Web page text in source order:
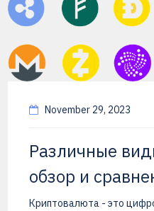
November 29, 2023
Различные
обзор и
Криптовалюта - это